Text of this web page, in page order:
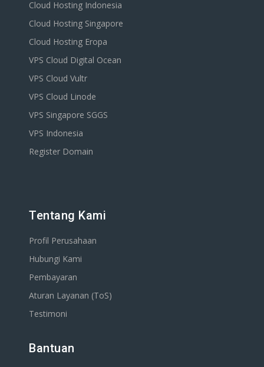
Cloud Hosting Indonesia
Cloud Hosting Singapore
Cloud Hosting Eropa
VPS Cloud Digital Ocean
VPS Cloud Vultr
VPS Cloud Linode
VPS Singapore SGGS
VPS Indonesia
Register Domain
Tentang Kami
Profil Perusahaan
Hubungi Kami
Pembayaran
Aturan Layanan (ToS)
Testimoni
Bantuan